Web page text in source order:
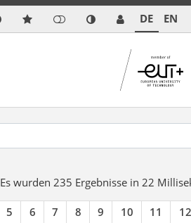
DE EN
Es wurden 235 Ergebnisse in 22
5 6 7 8 9 10 11 12